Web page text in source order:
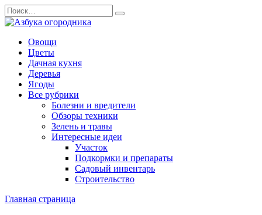
Перейти
к
содержанию
Search
for:
Овощи
Цветы
Дачная кухня
Деревья
Ягоды
Все рубрики
Болезни и вредители
Обзоры техники
Зелень и травы
Интересные идеи
Участок
Подкормки и препараты
Садовый инвентарь
Строительство
Главная страница